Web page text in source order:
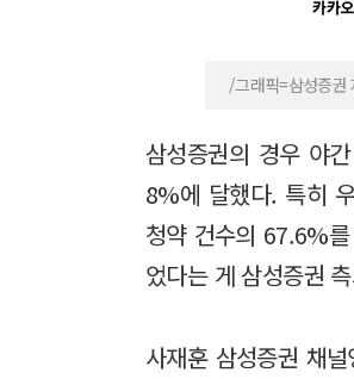
/그래픽=삼성증권
삼성증권의 경우 야
8%에 달했다. 특히
청약 건수의 67.6%
었다는 게 삼성증권
사재훈 삼성증권 채